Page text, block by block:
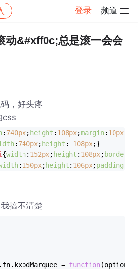
登录 频道
帖子详情
动&#xff0c;总是滚一会会
，好头疼
css
: 740px; height : 108px;margin: 10px
: 740px; height : 108px;}
{width: 152px; height : 108px; border
: 150px; height : 106px;padding
搞不清楚
$.fn.kxbdMarquee =
function(options